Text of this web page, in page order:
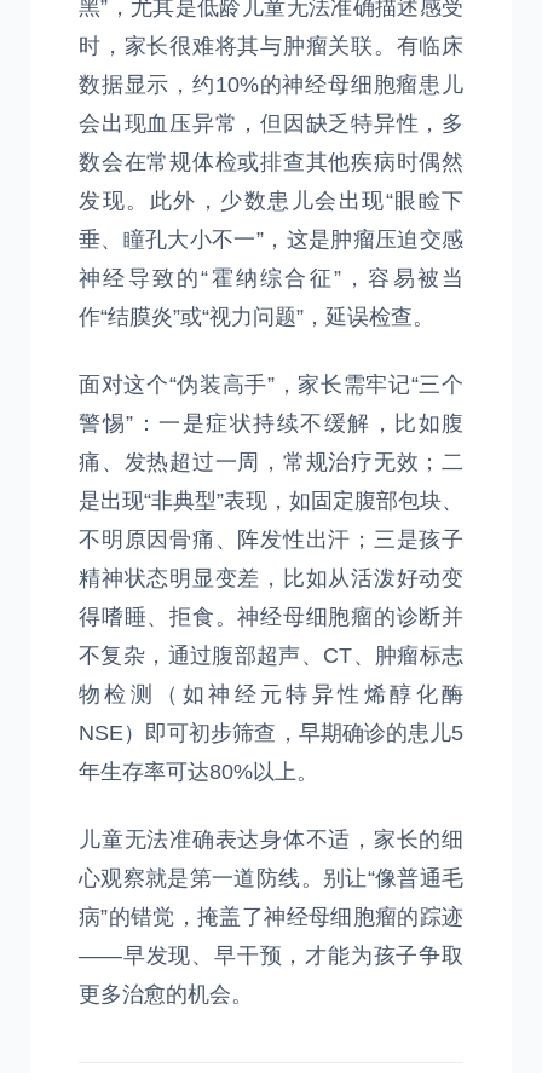
黑”，尤其是低龄儿童无法准确描述感受
时，家长很难将其与肿瘤关联。有临床
数据显示，约10%的神经母细胞瘤患儿
会出现血压异常，但因缺乏特异性，多
数会在常规体检或排查其他疾病时偶然
发现。此外，少数患儿会出现“眼睑下
垂、瞳孔大小不一”，这是肿瘤压迫交感
神经导致的“霍纳综合征”，容易被当
作“结膜炎”或“视力问题”，延误检查。
面对这个“伪装高手”，家长需牢记“三个
警惕”：一是症状持续不缓解，比如腹
痛、发热超过一周，常规治疗无效；二
是出现“非典型”表现，如固定腹部包块、
不明原因骨痛、阵发性出汗；三是孩子
精神状态明显变差，比如从活泼好动变
得嗜睡、拒食。神经母细胞瘤的诊断并
不复杂，通过腹部超声、CT、肿瘤标志
物检测（如神经元特异性烯醇化酶
NSE）即可初步筛查，早期确诊的患儿5
年生存率可达80%以上。
儿童无法准确表达身体不适，家长的细
心观察就是第一道防线。别让“像普通毛
病”的错觉，掩盖了神经母细胞瘤的踪迹
——早发现、早干预，才能为孩子争取
更多治愈的机会。